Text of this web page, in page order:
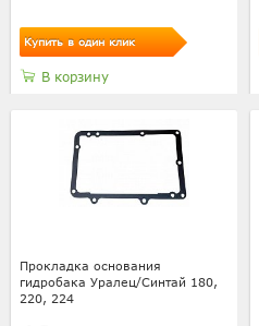
Купить в один клик
В корзину
Прокладка основания
гидробака Уралец/Синтай 180,
220, 224